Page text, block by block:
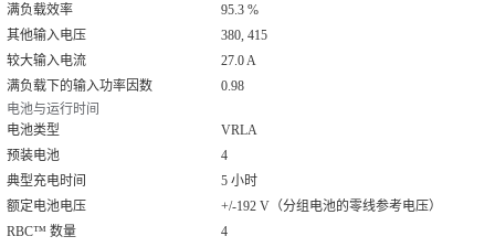
满负载效率
95.3 %
其他输入电压
380, 415
较大输入电流
27.0 A
满负载下的输入功率因数
0.98
电池与运行时间
电池类型
VRLA
预装电池
4
典型充电时间
5 小时
额定电池电压
+/-192 V（分组电池的零线参考电压）
RBC™ 数量
4